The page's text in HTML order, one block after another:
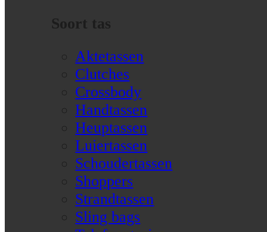
Soort tas
Aktetassen
Clutches
Crossbody
Handtassen
Heuptassen
Luiertassen
Schoudertassen
Shoppers
Strandtassen
Sling bags